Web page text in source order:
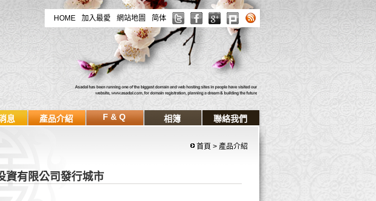
HOME 加入最愛 網站地圖 简体
息 產品介紹 F & Q 相簿 聯絡我們
首頁 > 產品介紹
資有限公司發行城市